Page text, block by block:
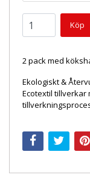
2 pack med
Ekologiskt &
Ecotextil tillverkar